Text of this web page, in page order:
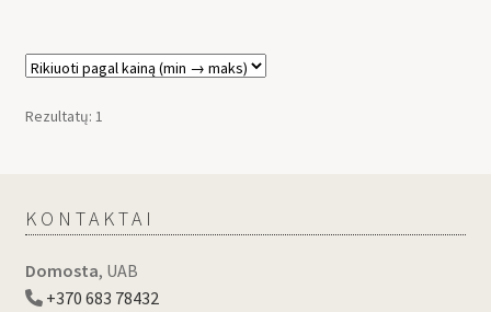
Rezultatų: 1
KONTAKTAI
Domosta, UAB
+370 683 78432